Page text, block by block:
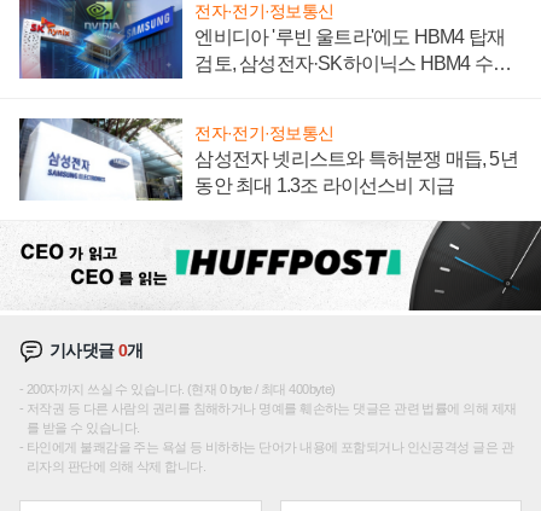
전자·전기·정보통신
엔비디아 '루빈 울트라'에도 HBM4 탑재
검토, 삼성전자·SK하이닉스 HBM4 수율
전자·전기·정보통신
삼성전자 넷리스트와 특허분쟁 매듭, 5년
동안 최대 1.3조 라이선스비 지급
기사댓글0개
200자까지 쓰실 수 있습니다. (현재 0 byte / 최대 400byte)
저작권 등 다른 사람의 권리를 침해하거나 명예를 훼손하는 댓글은 관련 법률에 의해 제재
를 받을 수 있습니다.
타인에게 불쾌감을 주는 욕설 등 비하하는 단어가 내용에 포함되거나 인신공격성 글은 관
리자의 판단에 의해 삭제 합니다.